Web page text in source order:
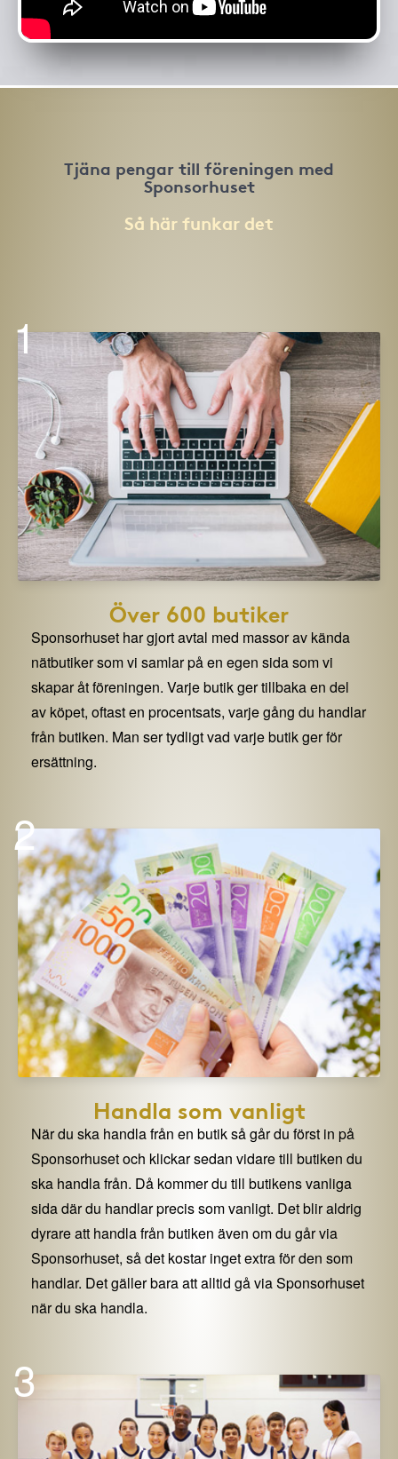
Tjäna pengar till föreningen med
Sponsorhuset
Så här funkar det
1
Över 600 butiker
Sponsorhuset har gjort avtal med massor av kända
nätbutiker som vi samlar på en egen sida som vi
skapar åt föreningen. Varje butik ger tillbaka en del
av köpet, oftast en procentsats, varje gång du handlar
från butiken. Man ser tydligt vad varje butik ger för
ersättning.
2
Handla som vanligt
När du ska handla från en butik så går du först in på
Sponsorhuset och klickar sedan vidare till butiken du
ska handla från. Då kommer du till butikens vanliga
sida där du handlar precis som vanligt. Det blir aldrig
dyrare att handla från butiken även om du går via
Sponsorhuset, så det kostar inget extra för den som
handlar. Det gäller bara att alltid gå via Sponsorhuset
när du ska handla.
3